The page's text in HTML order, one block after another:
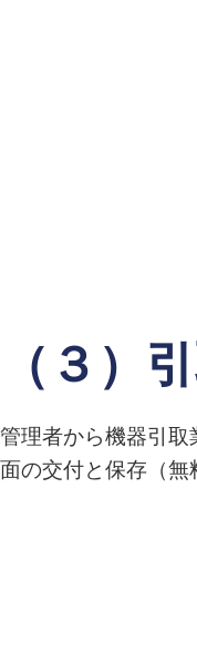
（３）
管理者から機器引
面の交付と保存（無